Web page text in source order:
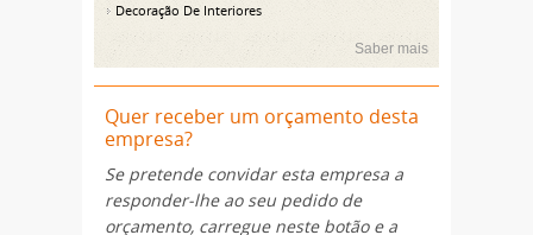
Decoração De Interiores
Saber mais
Quer receber um orçamento desta
empresa?
Se pretende convidar esta empresa a
responder-lhe ao seu pedido de
orçamento, carregue neste botão e a